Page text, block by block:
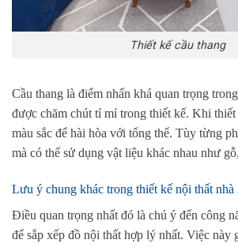
Thiết kế cầu thang
Cầu thang là điểm nhấn khá quan trọng
được chăm chút tỉ mỉ trong thiết kế. Khi thiết
màu sắc để hài hòa với tổng thể. Tùy từng
mà có thể sử dụng vật liệu khác nhau như
Lưu ý chung khác trong thiết kế nội thất nhà
Điều quan trọng nhất đó là chú ý đến công
để sắp xếp đồ nội thất hợp lý nhất. Việc này